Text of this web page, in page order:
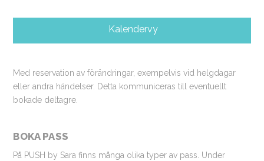
Kalendervy
Med reservation av förändringar, exempelvis vid helgdagar
eller andra händelser. Detta kommuniceras till eventuellt
bokade deltagre.
BOKA PASS
På PUSH by Sara finns många olika typer av pass. Under